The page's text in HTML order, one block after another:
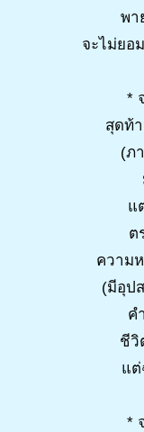
พา
จะไม่ยอ
*
สุดท้
(ภ
แ
ต
ความ
(มีอุป
ค
ชีวิ
แ
*